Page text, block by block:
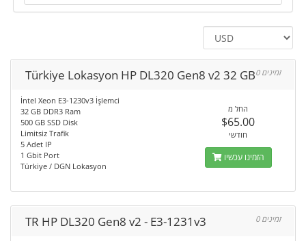
Türkiye Lokasyon HP DL320 Gen8 v2 32 GB 0 זמינים
İntel Xeon E3-1230v3 İşlemci
32 GB DDR3 Ram
500 GB SSD Disk
Limitsiz Trafik
5 Adet IP
1 Gbit Port
Türkiye / DGN Lokasyon
החל מ
$65.00
חודשי
הזמינו עכשיו
TR HP DL320 Gen8 v2 - E3-1231v3 0 זמינים